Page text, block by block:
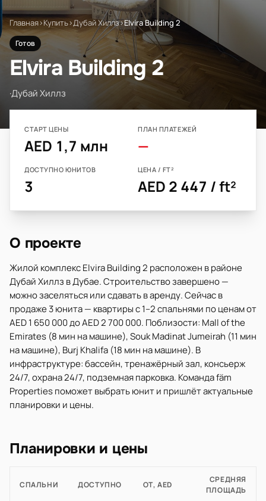
Главная›Купить›Дубай Хиллз›Elvira Building 2
Готов
Elvira Building 2
·Дубай Хиллз
СТАРТ ЦЕНЫ
AED 1,7 млн
ПЛАН ПЛАТЕЖЕЙ
—
ДОСТУПНО ЮНИТОВ
3
ЦЕНА / FT²
AED 2 447 / ft²
О проекте
Жилой комплекс Elvira Building 2 расположен в районе
Дубай Хиллз в Дубае. Строительство завершено —
можно заселяться или сдавать в аренду. Сейчас в
продаже 3 юнита — квартиры с 1–2 спальнями по ценам от
AED 1 650 000 до AED 2 700 000. Поблизости: Mall of the
Emirates (8 мин на машине), Souk Madinat Jumeirah (11 мин
на машине), Burj Khalifa (18 мин на машине). В
инфраструктуре: бассейн, тренажёрный зал, консьерж
24/7, охрана 24/7, подземная парковка. Команда fäm
Properties поможет выбрать юнит и пришлёт актуальные
планировки и цены.
Планировки и цены
СПАЛЬНИ ДОСТУПНО ОТ, AED
СРЕДНЯЯ
ПЛОЩАДЬ